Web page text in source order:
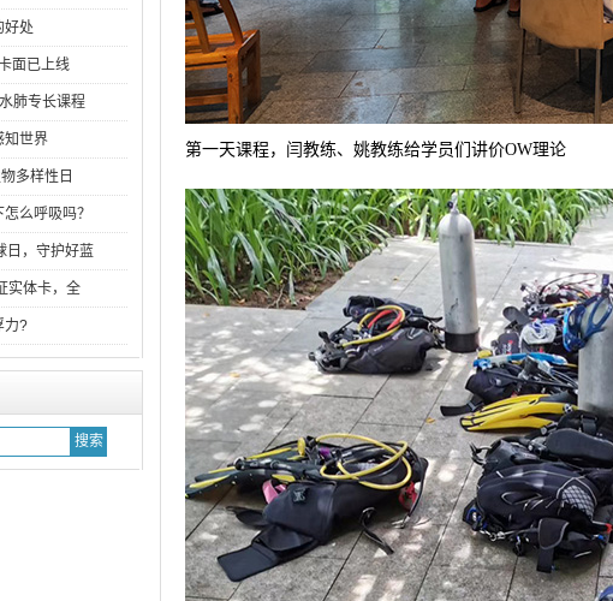
好处
面已上线
肺专长课程
知世界
多样性日
么呼吸吗？
日，守护好蓝
实体卡，全
力?
第一天课程， 闫教练、姚教练给学员们讲价OW理论